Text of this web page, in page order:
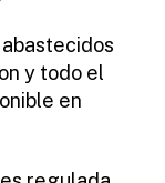
y todo el
en